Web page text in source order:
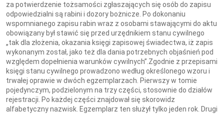
za potwierdzenie tożsamości zgłaszających się osób do zapisu
odpowiedzialni są rabini i dozory bożnicze. Po dokonaniu
wspomnianego zapisu rabin wraz z osobami stawającymi do aktu
obowiązany był stawić się przed urzędnikiem stanu cywilnego
„tak dla złożenia, okazania księgi zapisowej świadectwa, iż zapis
wykonanym został, jako też dla dania potrzebnych objaśnień pod
względem dopełnienia warunków cywilnych”.Zgodnie z przepisami
księgi stanu cywilnego prowadzono według określonego wzoru i
trwałej oprawie w dwóch egzemplarzach. Pierwszy w tomie
pojedynczym, podzielonym na trzy części, stosownie do działów
rejestracji. Po każdej części znajdował się skorowidz
alfabetyczny nazwisk. Egzemplarz ten służył tylko jeden rok. Drugi